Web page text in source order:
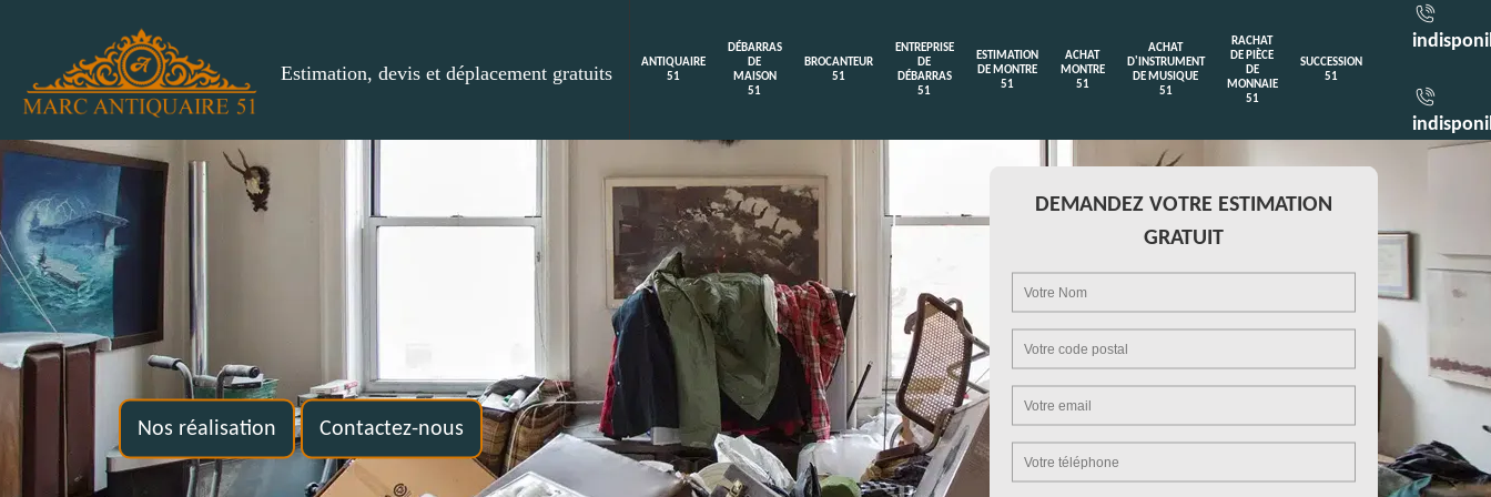
Estimation, devis et déplacement gratuits
ANTIQUAIRE
51
DÉBARRAS
DE
MAISON
51
BROCANTEUR
51
ENTREPRISE
DE
DÉBARRAS
51
ESTIMATION
DE MONTRE
51
ACHAT
MONTRE
51
ACHAT
D'INSTRUMENT
DE MUSIQUE
51
RACHAT
DE PIÈCE
DE
MONNAIE
51
SUCCESSION
51
Nos réalisation Contactez-nous
DEMANDEZ VOTRE ESTIMATION
GRATUIT